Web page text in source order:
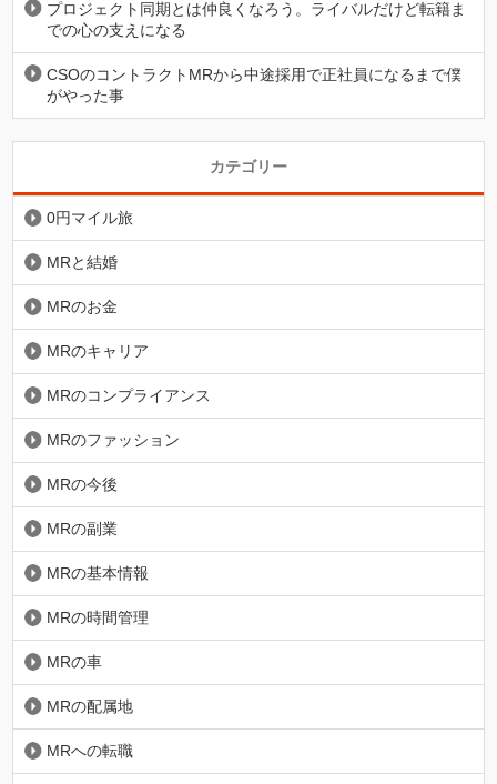
プロジェクト同期とは仲良くなろう。ライバルだけど転籍ま
での心の支えになる
CSOのコントラクトMRから中途採用で正社員になるまで僕
がやった事
カテゴリー
0円マイル旅
MRと結婚
MRのお金
MRのキャリア
MRのコンプライアンス
MRのファッション
MRの今後
MRの副業
MRの基本情報
MRの時間管理
MRの車
MRの配属地
MRへの転職